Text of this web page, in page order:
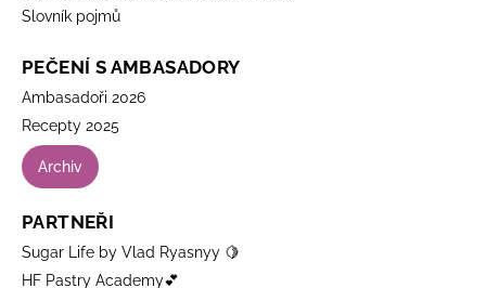
Slovník pojmů
PEČENÍ S AMBASADORY
Ambasadoři 2026
Recepty 2025
Archiv
PARTNEŘI
Sugar Life by Vlad Ryasnyy 🍋
HF Pastry Academy💕